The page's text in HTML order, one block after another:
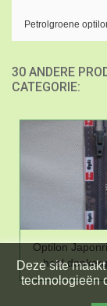
Petrolgroene
30 ANDERE
CATEGORIE:
Optilon
heel
Deze site
technologieën